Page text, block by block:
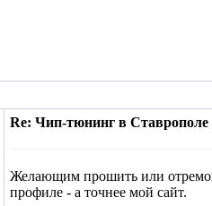
Re: Чип-тюнинг в Ставрополе
Желающим прошить или
профиле - а точнее мой сайт.